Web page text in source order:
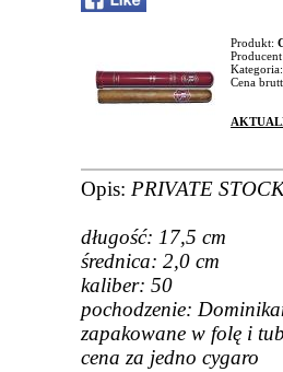
Produkt:
Kategoria:
Cena
Opis: PRIVATE
długość: 17,5 cm
średnica: 2,0 cm
kaliber: 50
pochodzenie:
zapakowane w folę i
cena za jedno cygaro